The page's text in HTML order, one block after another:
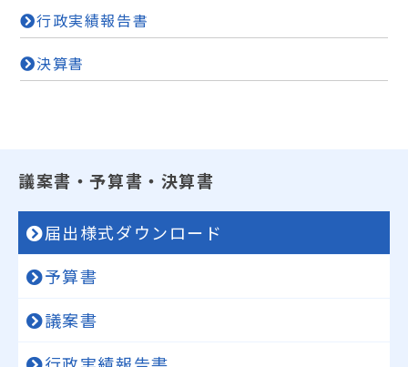
行政実績報告書
決算書
議案書・予算書・決算書
届出様式ダウンロード
予算書
議案書